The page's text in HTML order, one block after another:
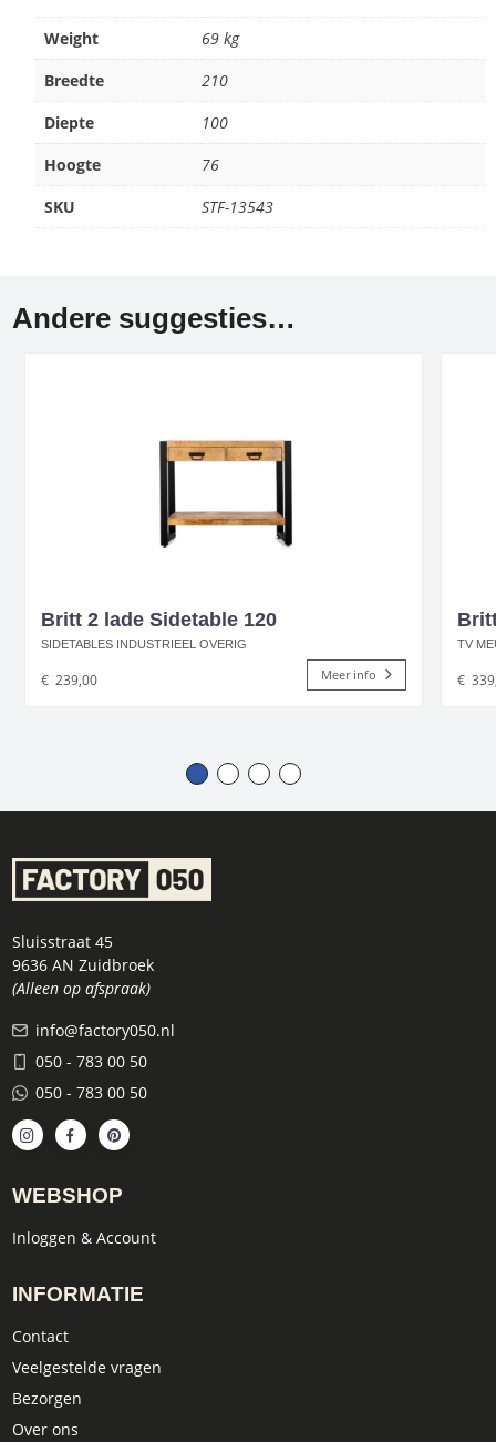
Weight
69 kg
Breedte
210
Diepte
100
Hoogte
76
SKU
STF-13543
Andere suggesties…
Britt 2 lade Sidetable 120
SIDETABLES INDUSTRIEEL OVERIG
€ 239,00 Meer info
TV
€
Sluisstraat 45
9636 AN Zuidbroek
(Alleen op afspraak)
info@factory050.nl
050 - 783 00 50
050 - 783 00 50
WEBSHOP
Inloggen & Account
INFORMATIE
Contact
Veelgestelde vragen
Bezorgen
Over ons